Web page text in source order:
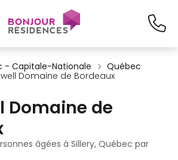
- Capitale-Nationale
Québec
Domaine de Bordeaux
Domaine de
âgées à Sillery, Québec par